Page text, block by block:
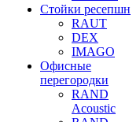
Стойки ресепшн
RAUT
DEX
IMAGO
Офисные
перегородки
RAND
Acoustic